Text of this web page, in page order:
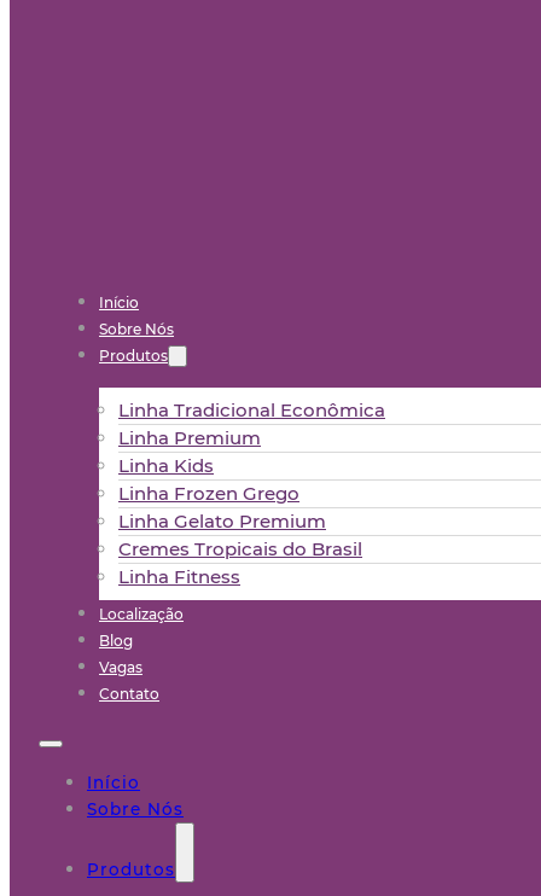
Início
Sobre Nós
Produtos
Linha Tradicional Econômica
Linha Premium
Linha Kids
Linha Frozen Grego
Linha Gelato Premium
Cremes Tropicais do Brasil
Linha Fitness
Localização
Blog
Vagas
Contato
Início
Sobre Nós
Produtos